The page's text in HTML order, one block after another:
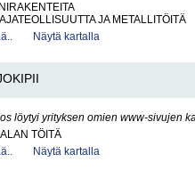
JA METALLITÖITÄ
Näytä kartalla
löytyi yrityksen omien www-sivujen
TÖITÄ
Näytä kartalla